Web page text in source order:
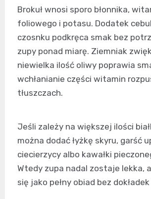
Brokuł wnosi sporo błonnika,
foliowego i potasu. Dodatek
czosnku podkręca smak bez
zupy ponad miarę. Ziemniak
niewielka ilość oliwy poprawia
wchłanianie części witamin
tłuszczach.
Jeśli zależy na większej ilości
można dodać łyżkę skyru, garść
ciecierzycy albo kawałki
Wtedy zupa nadal zostaje lekka,
się jako pełny obiad bez